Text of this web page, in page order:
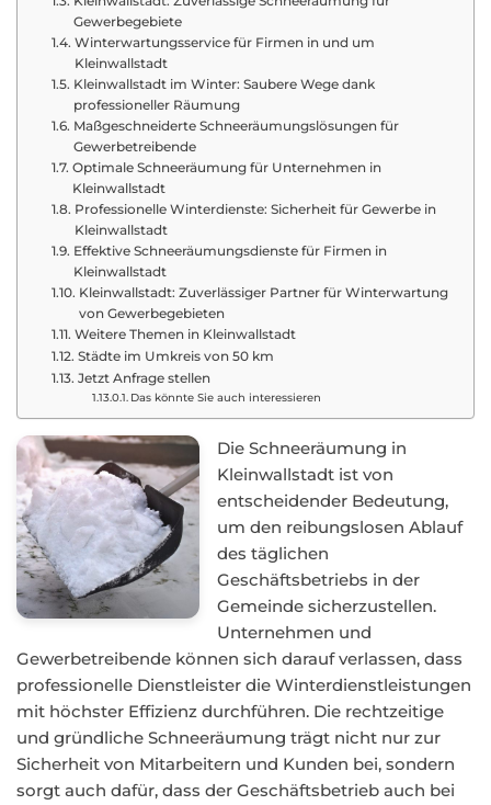
Gewerbegebiete
Winterwartungsservice für Firmen in und um
Kleinwallstadt
Kleinwallstadt im Winter: Saubere Wege dank
professioneller Räumung
Maßgeschneiderte Schneeräumungslösungen für
Gewerbetreibende
Optimale Schneeräumung für Unternehmen in
Kleinwallstadt
Professionelle Winterdienste: Sicherheit für Gewerbe in
Kleinwallstadt
Effektive Schneeräumungsdienste für Firmen in
Kleinwallstadt
Kleinwallstadt: Zuverlässiger Partner für Winterwartung
von Gewerbegebieten
Weitere Themen in Kleinwallstadt
Städte im Umkreis von 50 km
Jetzt Anfrage stellen
Das könnte Sie auch interessieren
Die Schneeräumung in
Kleinwallstadt ist von
entscheidender Bedeutung,
um den reibungslosen Ablauf
des täglichen
Geschäftsbetriebs in der
Gemeinde sicherzustellen.
Unternehmen und
Gewerbetreibende können sich darauf verlassen, dass
professionelle Dienstleister die Winterdienstleistungen
mit höchster Effizienz durchführen. Die rechtzeitige
und gründliche Schneeräumung trägt nicht nur zur
Sicherheit von Mitarbeitern und Kunden bei, sondern
sorgt auch dafür, dass der Geschäftsbetrieb auch bei